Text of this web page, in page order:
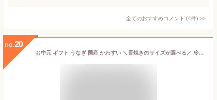
全てのおすすめコメント (4件) >
no. 20
お中元 ギフト うなぎ 国産 かわすい ＼長焼きのサイズが選べる／ 冷凍 うなぎ蒲焼き 送料無料 ギフト 長焼き・本格肝吸い1食 【うなぎ屋かわすい】 グルメ 誕生日プレゼント ウナギ 鰻 ひつまぶし 内祝 5000円 以内 お礼 御中元